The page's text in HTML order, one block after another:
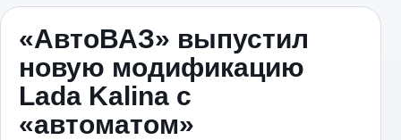
«АвтоВАЗ» выпустил
новую модификацию
Lada Kalina с
«автоматом»